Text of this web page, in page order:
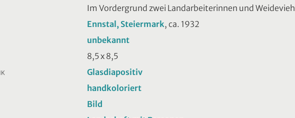
Im Vordergrund zwei Landarbeiterinnen und Weidevieh
Ennstal, Steiermark, ca. 1932
unbekannt
8,5 x 8,5
Glasdiapositiv
handkoloriert
Bild